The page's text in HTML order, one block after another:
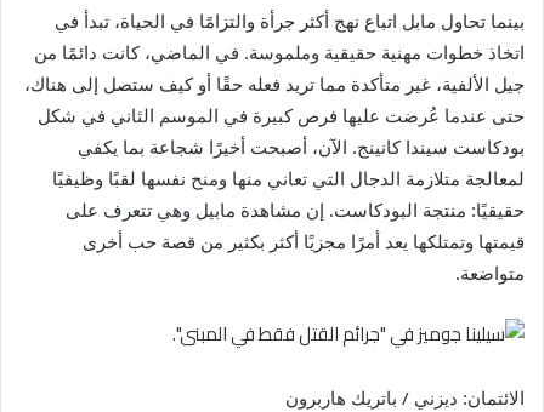
بينما تحاول مابل اتباع نهج أكثر جرأة والتزامًا في الحياة، تبدأ في
اتخاذ خطوات مهنية حقيقية وملموسة. في الماضي، كانت دائمًا من
جيل الألفية، غير متأكدة مما تريد فعله حقًا أو كيف ستصل إلى هناك،
حتى عندما عُرضت عليها فرص كبيرة في الموسم الثاني في شكل
بودكاست سيندا كانينج. الآن، أصبحت أخيرًا شجاعة بما يكفي
لمعالجة متلازمة الدجال التي تعاني منها ومنح نفسها لقبًا وظيفيًا
حقيقيًا: منتجة البودكاست. إن مشاهدة مابيل وهي تتعرف على
قيمتها وتمتلكها يعد أمرًا مجزيًا أكثر بكثير من قصة حب أخرى
متواضعة.
الائتمان: ديزني / باتريك هاربرون